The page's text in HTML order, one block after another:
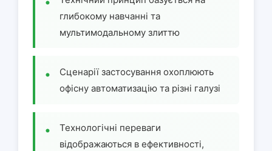
глибокому навчанні та
мультимодальному злиттю
Сценарії застосування охоплюють
офісну автоматизацію та різні галузі
Технологічні переваги
відображаються в ефективності,